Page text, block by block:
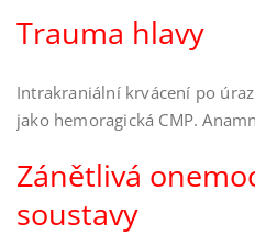
Trauma hlavy
Intrakraniální krvácení po
jako hemoragická CMP.
Zánětlivá
soustavy